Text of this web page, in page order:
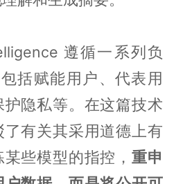
遵循一系列负
括赋能用户、代表用
护隐私等。在这篇技术
有关其采用道德上有
些模型的指控，重申